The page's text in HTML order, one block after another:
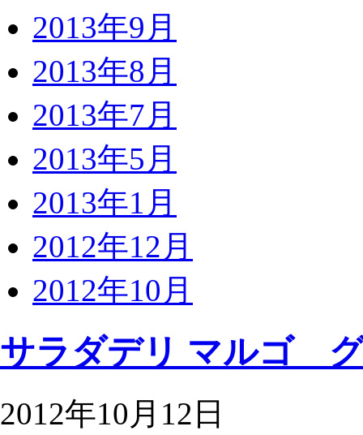
2013年9月
2013年8月
2013年7月
2013年5月
2013年1月
2012年12月
2012年10月
サラダデリ マルゴ
2012年10月12日